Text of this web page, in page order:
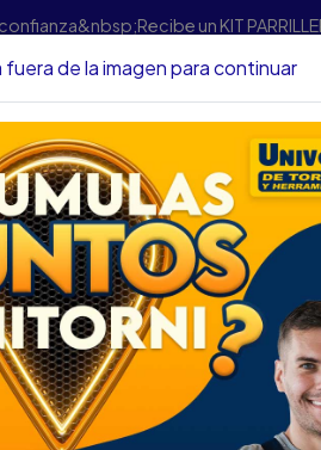
un KIT
SERRUCHO COVO 22" MANGO
SERRUCHO
0122
DESCRIPCIÓN
SERRUCHO
SKU.....72680165
DESCRIPCIÓN....
fuera de la imagen para continuar